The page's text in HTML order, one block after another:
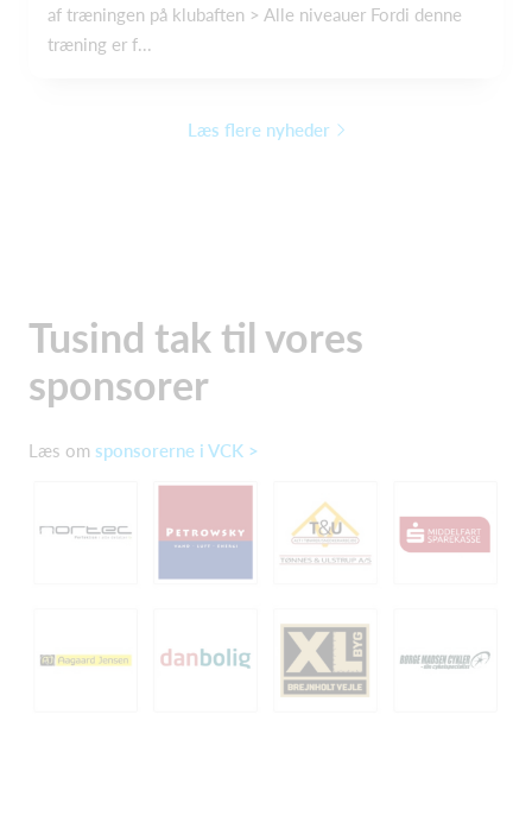
af træningen på klubaften > Alle niveauer Fordi denne
træning er f...
Læs flere nyheder
Tusind tak til vores
sponsorer
Læs om sponsorerne i VCK >